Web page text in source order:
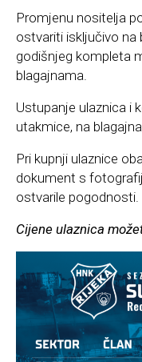
Promjenu nositelja
ostvariti isključivo na
godišnjeg kompleta
blagajnama.
Ustupanje ulaznica i
utakmice, na
Pri kupnji ulaznice
dokument s
ostvarile pogodnosti.
Cijene ulaznica